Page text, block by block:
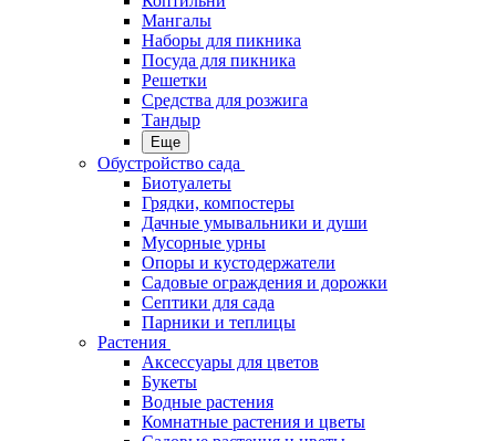
Мангалы
Наборы для пикника
Посуда для пикника
Решетки
Средства для розжига
Тандыр
Еще
Обустройство сада
Биотуалеты
Грядки, компостеры
Дачные умывальники и души
Мусорные урны
Опоры и кустодержатели
Садовые ограждения и дорожки
Септики для сада
Парники и теплицы
Растения
Аксессуары для цветов
Букеты
Водные растения
Комнатные растения и цветы